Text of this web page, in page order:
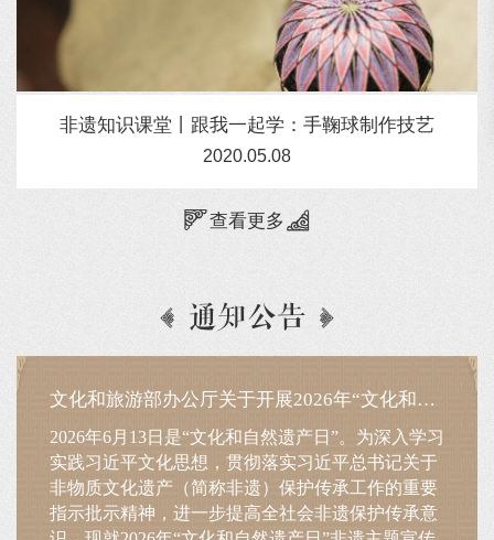
非遗知识课堂丨跟我一起学：手鞠球制作技艺
2020.05.08
查看更多
通知公告
文化和旅游部办公厅关于开展2026年“文化和自然遗产日”非遗主题宣传展示工作的通知
2026年6月13日是“文化和自然遗产日”。为深入学习
实践习近平文化思想，贯彻落实习近平总书记关于
非物质文化遗产（简称非遗）保护传承工作的重要
指示批示精神，进一步提高全社会非遗保护传承意